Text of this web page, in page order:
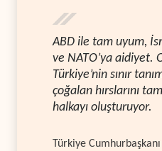
ABD ile tam uyum,
ve NATO’ya aidiyet.
Türkiye’nin sınır
çoğalan hırslarını
halkayı oluşturuyor.
Türkiye